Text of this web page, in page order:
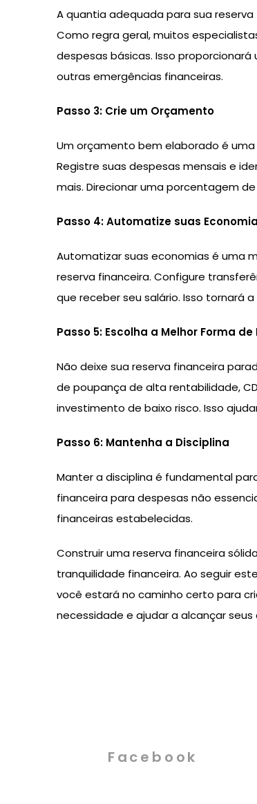
A quantia adequada para sua
Como regra geral, muitos
despesas básicas. Isso
outras emergências financeiras.
Passo 3: Crie um Orçamento
Um orçamento bem elaborado é
Registre suas despesas mensais e
mais. Direcionar uma porcentagem
Passo 4: Automatize suas
Automatizar suas economias é uma
reserva financeira. Configure
que receber seu salário. Isso tornará
Passo 5: Escolha a Melhor Forma
Não deixe sua reserva financeira
de poupança de alta rentabilidade,
investimento de baixo risco. Isso
Passo 6: Mantenha a Disciplina
Manter a disciplina é fundamental
financeira para despesas não
financeiras estabelecidas.
Construir uma reserva financeira
tranquilidade financeira. Ao seguir
você estará no caminho certo para
necessidade e ajudar a alcançar
Facebook